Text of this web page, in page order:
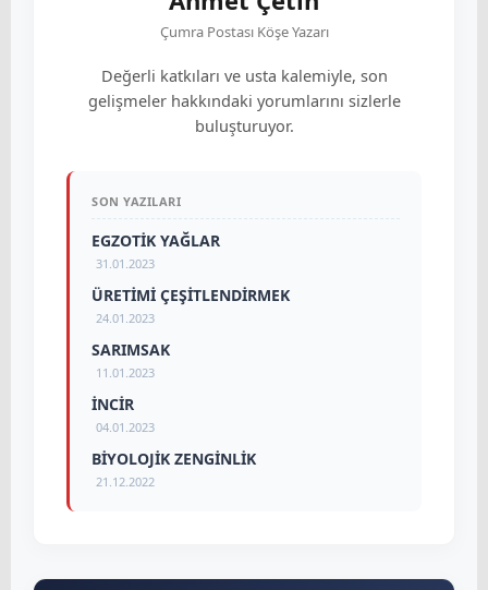
Çumra Postası Köşe Yazarı
Değerli katkıları ve usta kalemiyle, son
gelişmeler hakkındaki yorumlarını sizlerle
buluşturuyor.
SON YAZILARI
EGZOTİK YAĞLAR
31.01.2023
ÜRETİMİ ÇEŞİTLENDİRMEK
24.01.2023
SARIMSAK
11.01.2023
İNCİR
04.01.2023
BİYOLOJİK ZENGİNLİK
21.12.2022